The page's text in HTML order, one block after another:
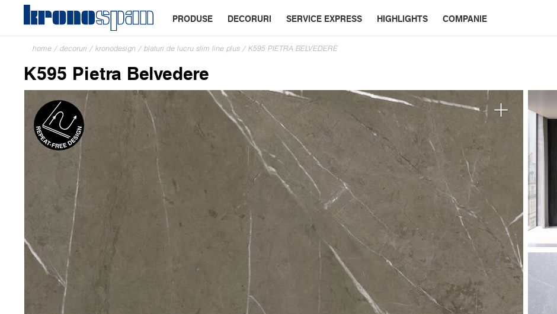
PRODUSE DECORURI SERVICE EXPRESS HIGHLIGHTS COMPANIE
home / decoruri / kronodesign / blaturi de lucru slim line plus / K595 PIETRA BELVEDERE
K595 Pietra Belvedere